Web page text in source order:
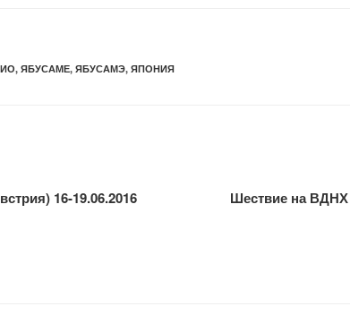
, ЯБУСАМЕ, ЯБУСАМЭ, ЯПОНИЯ
16-19.06.2016 Шествие на ВДНХ